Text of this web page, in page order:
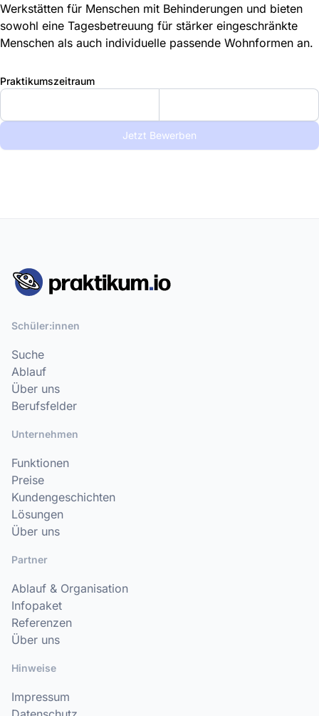
Werkstätten für Menschen mit Behinderungen und bieten
sowohl eine Tagesbetreuung für stärker eingeschränkte
Menschen als auch individuelle passende Wohnformen an.
Praktikumszeitraum
Jetzt Bewerben
Schüler:innen
Suche
Ablauf
Über uns
Berufsfelder
Unternehmen
Funktionen
Preise
Kundengeschichten
Lösungen
Über uns
Partner
Ablauf & Organisation
Infopaket
Referenzen
Über uns
Hinweise
Impressum